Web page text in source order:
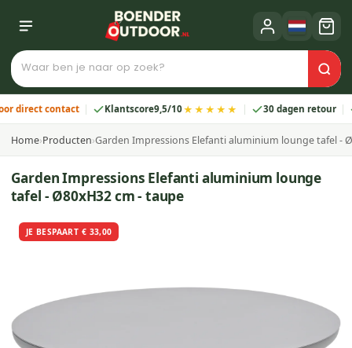
contact Klantscore9,5/10★★★★★ 30 dagen retour 2
Home›Producten›Garden Impressions Elefanti aluminium lounge tafel -
Garden Impressions Elefanti aluminium lounge
tafel - Ø80xH32 cm - taupe
JE BESPAART € 33,00